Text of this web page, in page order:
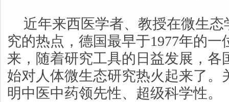
近年来西医学者、教授在微生
究的热点，德国最早于1977年的
来，随着研究工具的日益发展，各
始对人体微生态研究热火起来了。
明中医中药领先性、超级科学性。